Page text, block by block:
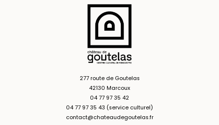
277 route de Goutelas
42130 Marcoux
04 77 97 35 42
04 77 97 35 43 (service culturel)
contact@chateaudegoutelas.fr